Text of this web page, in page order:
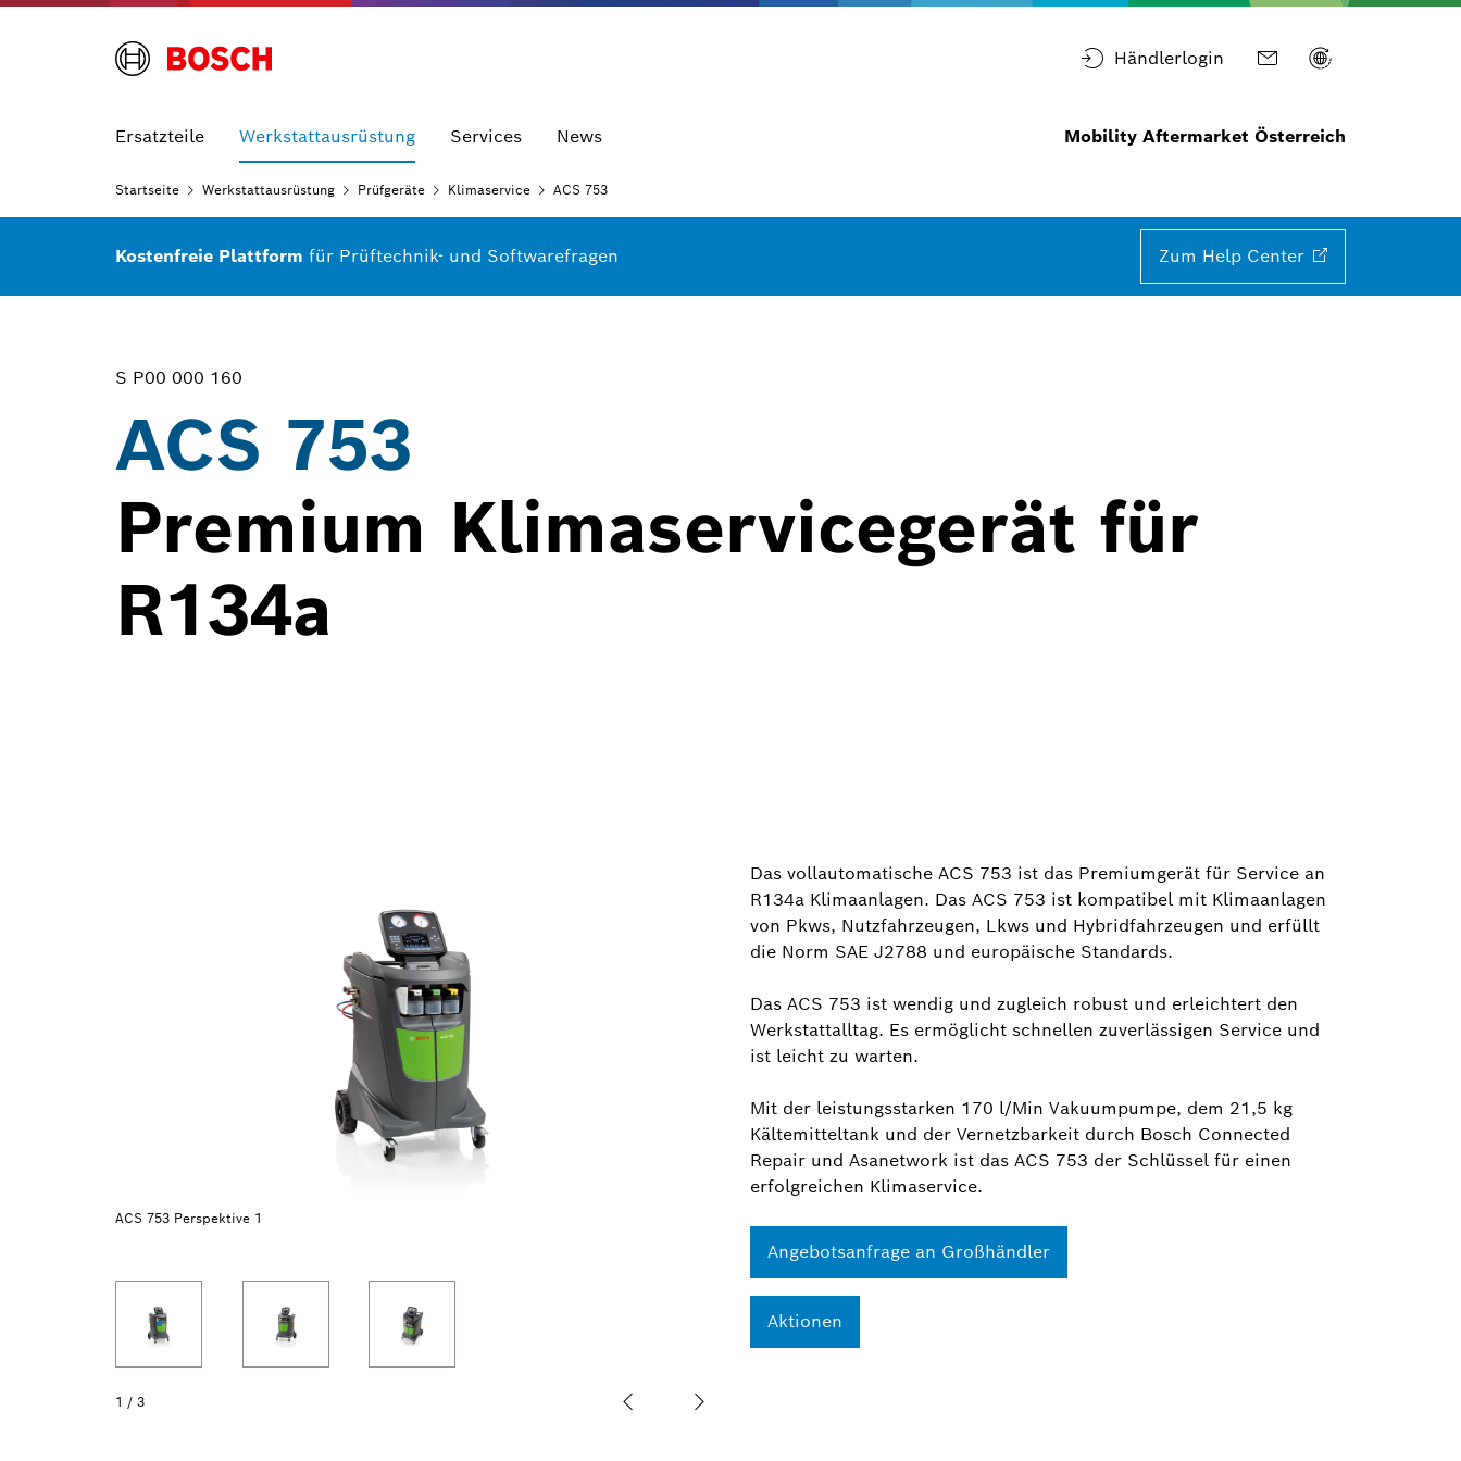
Händlerlogin
Ersatzteile Werkstattausrüstung Services News Mobility Aftermarket Österreich
Startseite Werkstattausrüstung Prüfgeräte Klimaservice ACS 753
Kostenfreie Plattform für Prüftechnik- und Softwarefragen Zum Help Center
S P00 000 160
ACS 753
Premium Klimaservicegerät für
R134a
ACS 753 Perspektive 1
1 / 3
Das vollautomatische ACS 753 ist das Premiumgerät für Service an
R134a Klimaanlagen. Das ACS 753 ist kompatibel mit Klimaanlagen
von Pkws, Nutzfahrzeugen, Lkws und Hybridfahrzeugen und erfüllt
die Norm SAE J2788 und europäische Standards.
Das ACS 753 ist wendig und zugleich robust und erleichtert den
Werkstattalltag. Es ermöglicht schnellen zuverlässigen Service und
ist leicht zu warten.
Mit der leistungsstarken 170 l/Min Vakuumpumpe, dem 21,5 kg
Kältemitteltank und der Vernetzbarkeit durch Bosch Connected
Repair und Asanetwork ist das ACS 753 der Schlüssel für einen
erfolgreichen Klimaservice.
Angebotsanfrage an Großhändler
Aktionen